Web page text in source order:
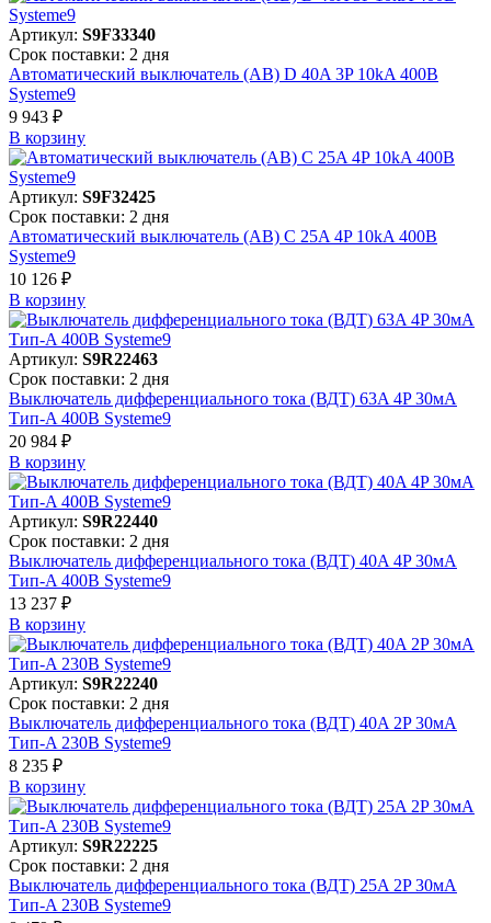
Артикул: S9F33340
Срок поставки: 2 дня
Автоматический выключатель (АВ) D 40A 3P 10kA 400В
Systeme9
9 943 ₽
В корзинy
Артикул: S9F32425
Срок поставки: 2 дня
Автоматический выключатель (АВ) C 25A 4P 10kA 400В
Systeme9
10 126 ₽
В корзинy
Артикул: S9R22463
Срок поставки: 2 дня
Выключатель дифференциального тока (ВДТ) 63A 4P 30мА
Тип-A 400В Systeme9
20 984 ₽
В корзинy
Артикул: S9R22440
Срок поставки: 2 дня
Выключатель дифференциального тока (ВДТ) 40A 4P 30мА
Тип-A 400В Systeme9
13 237 ₽
В корзинy
Артикул: S9R22240
Срок поставки: 2 дня
Выключатель дифференциального тока (ВДТ) 40A 2P 30мА
Тип-A 230В Systeme9
8 235 ₽
В корзинy
Артикул: S9R22225
Срок поставки: 2 дня
Выключатель дифференциального тока (ВДТ) 25A 2P 30мА
Тип-A 230В Systeme9